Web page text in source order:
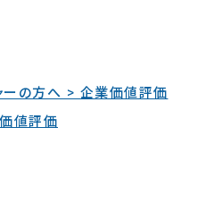
ーの方へ > 企業価値評価
値評価